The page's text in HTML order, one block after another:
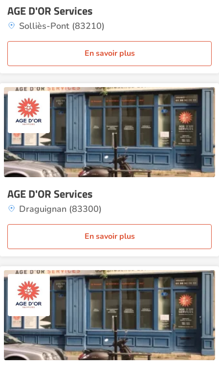
AGE D'OR Services
Solliès-Pont (83210)
En savoir plus
AGE D'OR Services
Draguignan (83300)
En savoir plus